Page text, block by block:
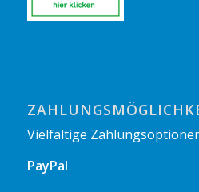
Vielfältige
PayPal